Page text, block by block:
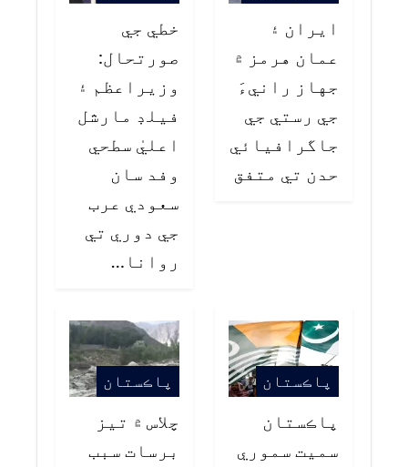
ايران ۽
عمان هرمز ۾
جهاز رانيءَ
جي رستي جي
جاگرافيائي
حدن تي متفق
خطي جي
صورتحال:
وزيراعظم ۽
فيلڊ مارشل
اعليٰ سطحي
وفد سان
سعودي عرب
جي دوري تي
روانا…
پاڪستان
پاڪستان
سميت سموري
پاڪستان
چلاس ۾ تيز
برسات سبب